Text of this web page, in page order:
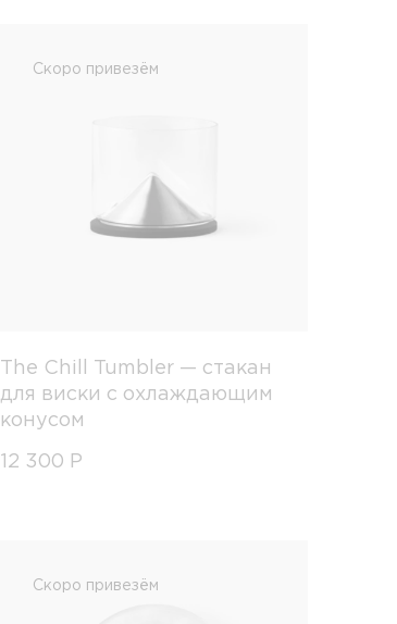
Скоро привезём
The Chill Tumbler — стакан
для виски с охлаждающим
конусом
12 300 Р
Скоро привезём